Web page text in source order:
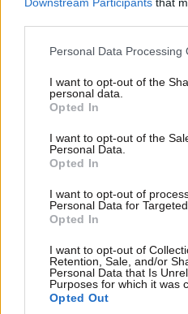
Please note that this website/
not limited to your visit or
grant or deny consent to
use your data for below
consent section.
Personal Data Processing
I want to opt-out of the
personal data.
Opted In
I want to opt-out of the
Personal Data.
Opted In
I want to opt-out of
Personal Data for
Opted In
I want to opt-out of
Retention, Sale, and/or
Personal Data that Is
Purposes for which it was
Opted Out
Εξάρχεια και εκτόνωσαν
ανικανότητα στους
(3) τρείς μολοτωφ στην
Απαντήστε